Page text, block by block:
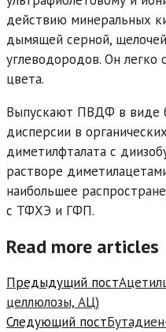
действию минеральных
дымящей серной,
углеводородов. Он легко
цвета.
Выпускают ПВДФ в виде
дисперсии в
диметилфталата с
растворе
наибольшее
с ТФХЭ и ГФП.
Read more articles
Предыдущий пост
целлюлозы, АЦ)
Следующий пост